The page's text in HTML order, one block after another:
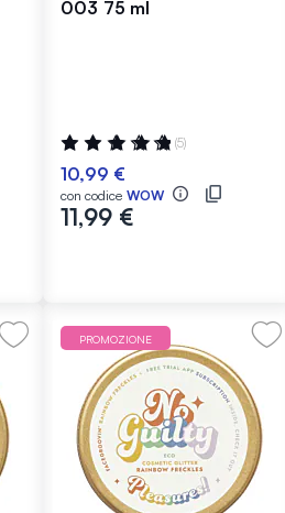
003 75 ml
Valutazione:
100%
(5)
10,99 €
con codice WOW
11,99 €
PROMOZIONE